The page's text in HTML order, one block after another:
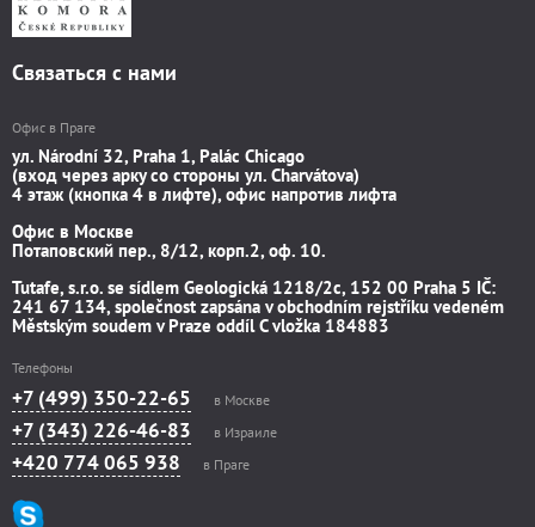
Связаться с нами
Офис в Праге
ул. Národní 32, Praha 1, Palác Chicago
(вход через арку со стороны ул. Charvátova)
4 этаж (кнопка 4 в лифте), офис напротив лифта
Офис в Москве
Потаповский пер., 8/12, корп.2, оф. 10.
Tutafe, s.r.o. se sídlem Geologická 1218/2c, 152 00 Praha 5 IČ:
241 67 134, společnost zapsána v obchodním rejstříku vedeném
Městským soudem v Praze oddíl C vložka 184883
Телефоны
+7 (499) 350-22-65 в Москве
+7 (343) 226-46-83 в Израиле
+420 774 065 938 в Праге